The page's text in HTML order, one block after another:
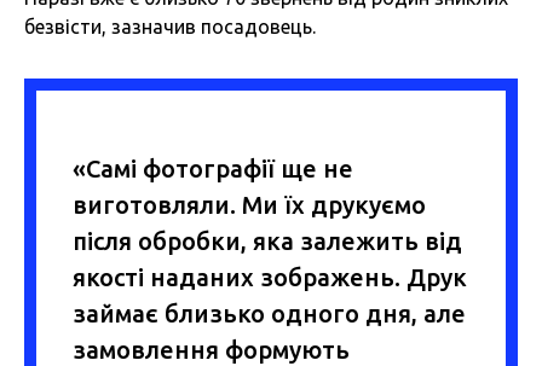
безвісти, зазначив посадовець.
«Самі фотографії ще не
виготовляли. Ми їх друкуємо
після обробки, яка залежить від
якості наданих зображень. Друк
займає близько одного дня, але
замовлення формують